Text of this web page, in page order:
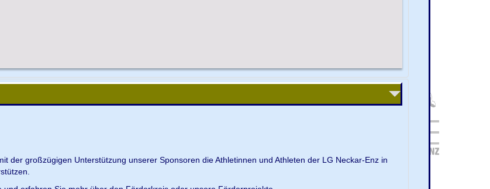
der großzügigen Unterstützung unserer Sponsoren die Athletinnen und Athleten der LG Neckar-Enz in